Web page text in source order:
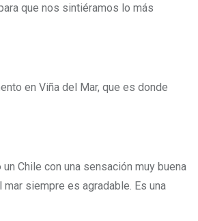
que nos sintiéramos lo más
en Viña del Mar, que es donde
Chile con una sensación muy buena
siempre es agradable. Es una